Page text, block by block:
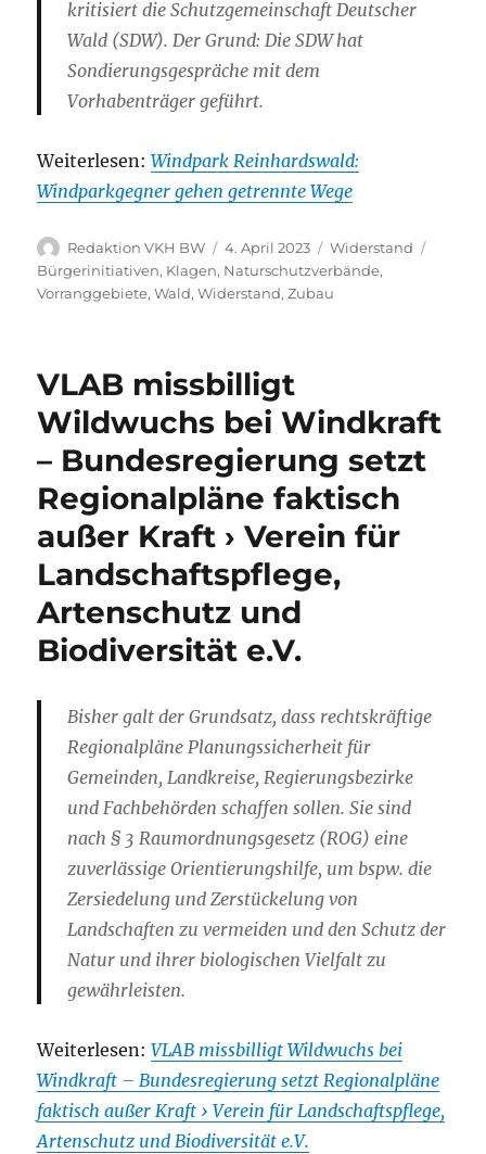
kritisiert die Schutzgemeinschaft Deutscher
Wald (SDW). Der Grund: Die SDW hat
Sondierungsgespräche mit dem
Vorhabenträger geführt.
Weiterlesen:Windpark Reinhardswald:
Windparkgegner gehen getrennte Wege
Autor
Redaktion VKH BW
Veröffentlicht
am
4. April 2023 Kategorien
Widerstand
Bürgerinitiativen, Klagen, Naturschutzverbände,
Vorranggebiete,Wald,Widerstand,Zubau
VLAB missbilligt
Wildwuchs bei Windkraft
– Bundesregierung setzt
Regionalpläne faktisch
außer Kraft › Verein für
Landschaftspflege,
Artenschutz und
Biodiversität e.V.
Bisher galt der Grundsatz, dass rechtskräftige
Regionalpläne Planungssicherheit für
Gemeinden, Landkreise, Regierungsbezirke
und Fachbehörden schaffen sollen. Sie sind
nach § 3 Raumordnungsgesetz (ROG) eine
zuverlässige Orientierungshilfe, um bspw. die
Zersiedelung und Zerstückelung von
Landschaften zu vermeiden und den Schutz der
Natur und ihrer biologischen Vielfalt zu
gewährleisten.
Weiterlesen:VLAB missbilligt Wildwuchs bei
Windkraft – Bundesregierung setzt Regionalpläne
faktisch außer Kraft › Verein für Landschaftspflege,
Artenschutz und Biodiversität e.V.